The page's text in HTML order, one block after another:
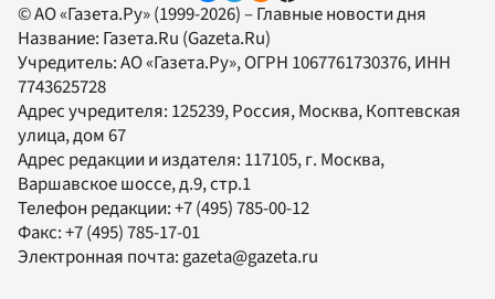
© АО «Газета.Ру» (1999-2026) – Главные новости дня
Название: Газета.Ru (Gazeta.Ru)
Учредитель:АО «Газета.Ру», ОГРН 1067761730376, ИНН
7743625728
Адрес учредителя: 125239, Россия, Москва, Коптевская
улица, дом 67
Адрес редакции и издателя: 117105, г. Москва,
Варшавское шоссе, д.9, стр.1
Телефон редакции:+7 (495) 785-00-12
Факс:+7 (495) 785-17-01
Электронная почта:gazeta@gazeta.ru